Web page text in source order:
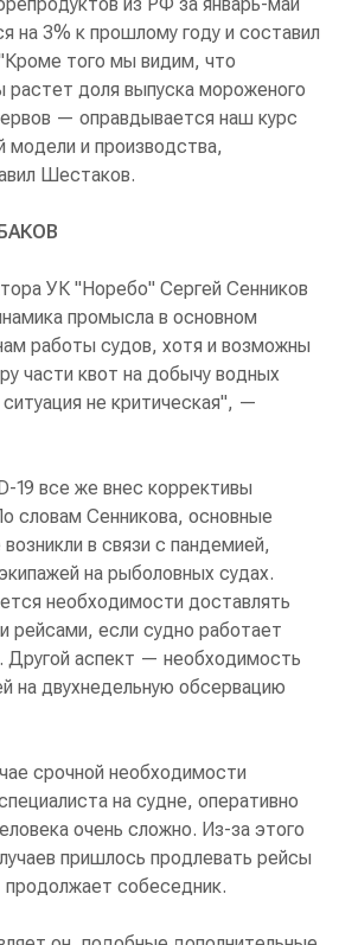
на 3% к прошлому году и составил
того мы видим, что
растет доля выпуска мороженого
— оправдывается наш курс
модели и производства,
Шестаков.
УК "Норебо" Сергей Сенников
промысла в основном
работы судов, хотя и возможны
части квот на добычу водных
не критическая", —
19 все же внес коррективы
словам Сенникова, основные
в связи с пандемией,
на рыболовных судах.
необходимости доставлять
рейсами, если судно работает
Другой аспект — необходимость
на двухнедельную обсервацию
срочной необходимости
на судне, оперативно
очень сложно. Из-за этого
пришлось продлевать рейсы
собеседник.